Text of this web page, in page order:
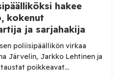
hakee
kokenut
ja sarjahakija
poliisipäällikön virkaa
Järvelin, Jarkko Lehtinen ja
poikkeavat